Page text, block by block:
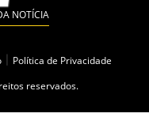
NOTÍCIA
Política de Privacidade
reservados.